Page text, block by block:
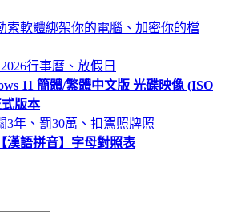
索軟體綁架你的電腦、加密你的檔
行事曆、放假日
11 簡體/繁體中文版 光碟映像 (ISO
版本
3年、罰30萬、扣駕照牌照
漢語拼音】字母對照表